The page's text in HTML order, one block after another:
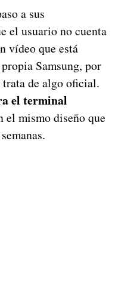
a sus
el usuario no cuenta
vídeo que está
Samsung, por
trata de algo oficial.
el terminal
el mismo diseño que